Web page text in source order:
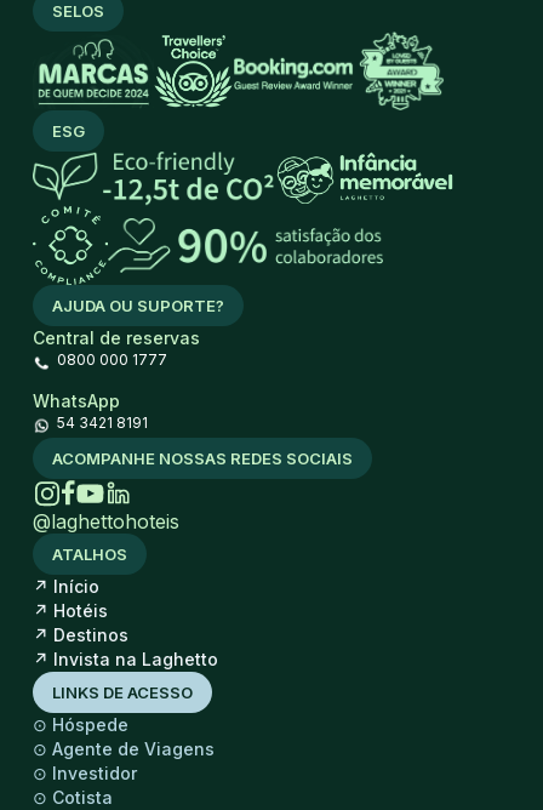
AJUDA OU SUPORTE?
Central de reservas
0800 000 1777
WhatsApp
54 3421 8191
SELOS
ESG
ACOMPANHE NOSSAS REDES SOCIAIS
@laghettohoteis
ATALHOS
↗ Início
↗ Hotéis
↗ Destinos
↗ Invista na Laghetto
LINKS DE ACESSO
⊙ Hóspede
⊙ Agente de Viagens
⊙ Investidor
⊙ Cotista